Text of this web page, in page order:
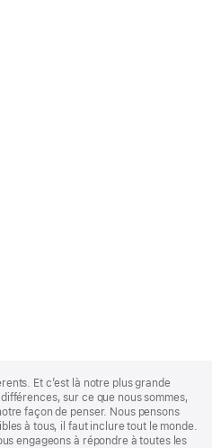
Et c’est là notre plus grande
sur ce que nous sommes,
façon de penser. Nous pensons
à tous, il faut inclure tout le monde.
engageons à répondre à toutes les